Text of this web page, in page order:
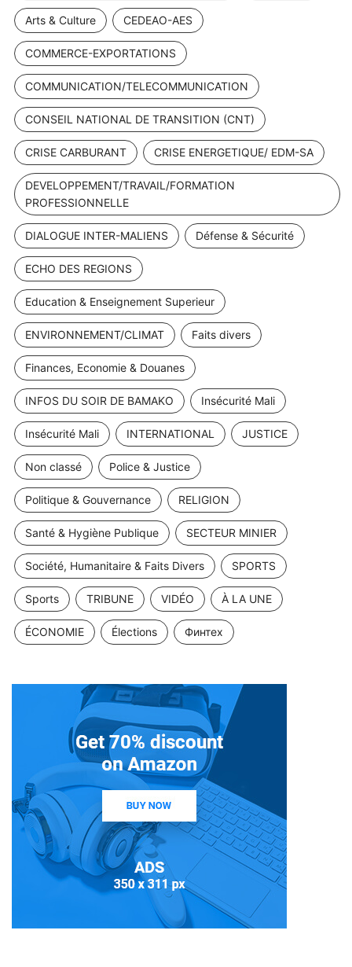
Arts & Culture CEDEAO-AES
COMMERCE-EXPORTATIONS
COMMUNICATION/TELECOMMUNICATION
CONSEIL NATIONAL DE TRANSITION (CNT)
CRISE CARBURANT CRISE ENERGETIQUE/ EDM-SA
DEVELOPPEMENT/TRAVAIL/FORMATION
PROFESSIONNELLE
DIALOGUE INTER-MALIENS Défense & Sécurité
ECHO DES REGIONS
Education & Enseignement Superieur
ENVIRONNEMENT/CLIMAT Faits divers
Finances, Economie & Douanes
INFOS DU SOIR DE BAMAKO Insécurité Mali
Insécurité Mali INTERNATIONAL JUSTICE
Non classé Police & Justice
Politique & Gouvernance RELIGION
Santé & Hygiène Publique SECTEUR MINIER
Société, Humanitaire & Faits Divers SPORTS
Sports TRIBUNE VIDÉO À LA UNE
ÉCONOMIE Élections Финтех